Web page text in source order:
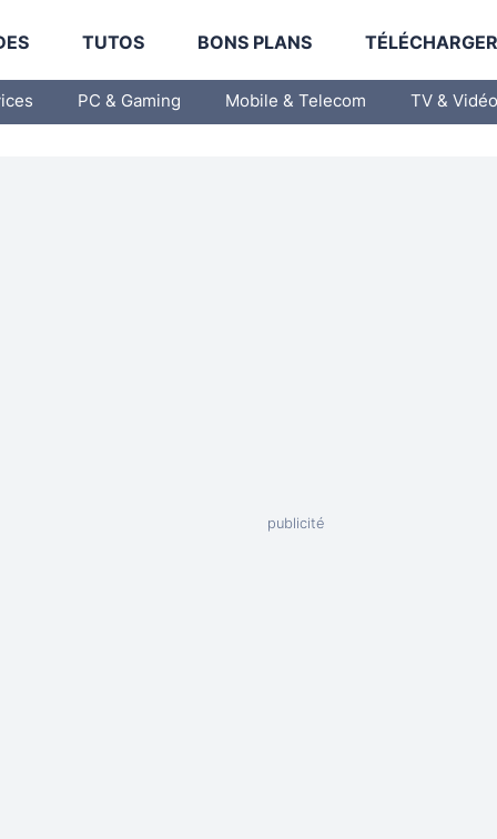
TUTOS BONS PLANS
PC & Gaming Mobile & Telecom TV & Vidéo